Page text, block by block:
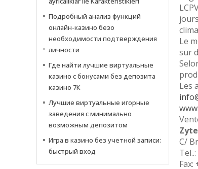
Le
sur
Les
C/
Fax:
Подробный анализ функций
онлайн-казино безо
необходимости подтверждения
личности
Где найти лучшие виртуальные
казино с бонусами без депозита
казино 7К
Лучшие виртуальные игорные
заведения с минимально
возможным депозитом
Игра в казино без учетной записи:
быстрый вход